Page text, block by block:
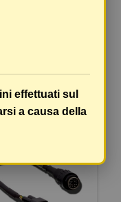
26,55 € 27,95 €
COMPRA
effettuati sul
a causa della